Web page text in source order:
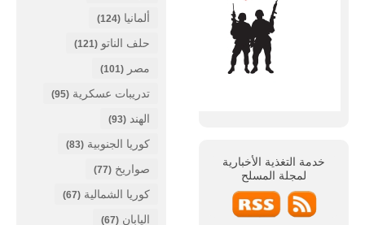
خدمة التغذية الأخبارية
لمجلة المسلح
ألمانيا (124)
حلف الناتو (121)
مصر (101)
تدريبات عسكرية (95)
الهند (93)
كوريا الجنوبية (83)
صواريخ (77)
كوريا الشمالية (67)
اليابان (67)